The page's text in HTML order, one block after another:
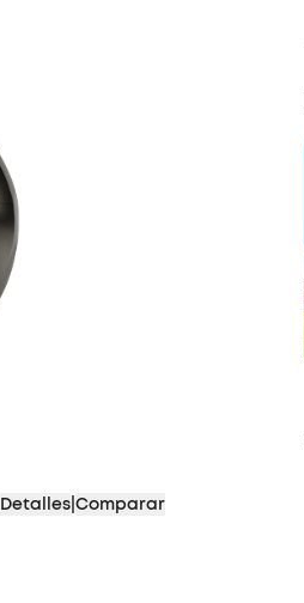
Detalles Comparar